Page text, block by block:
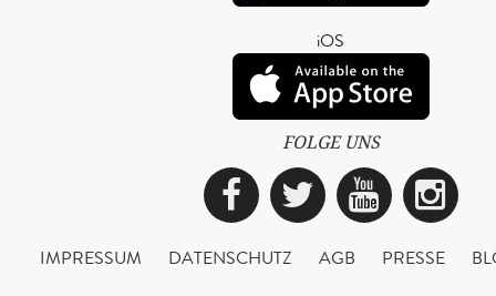
iOS
FOLGE UNS
Facebook
Twitter
IMPRESSUM DATENSCHUTZ AGB PRESSE